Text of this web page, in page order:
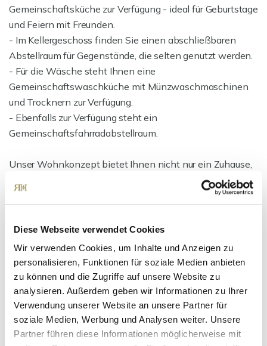
Diese Webseite verwendet Cookies
Wir verwenden Cookies, um Inhalte und Anzeigen zu
personalisieren, Funktionen für soziale Medien anbieten
zu können und die Zugriffe auf unsere Website zu
analysieren. Außerdem geben wir Informationen zu Ihrer
Verwendung unserer Website an unsere Partner für
soziale Medien, Werbung und Analysen weiter. Unsere
Partner führen diese Informationen möglicherweise mit
Gemeinschaftsküche zur Verfügung - ideal für Geburtstage
und Feiern mit Freunden.
- Im Kellergeschoss finden Sie einen abschließbaren
Abstellraum für Gegenstände, die selten genutzt werden.
- Für die Wäsche steht Ihnen eine
Gemeinschaftswaschküche mit Münzwaschmaschinen
und Trocknern zur Verfügung.
- Ebenfalls zur Verfügung steht ein
Gemeinschaftsfahrradabstellraum.
Unser Wohnkonzept bietet Ihnen nicht nur ein Zuhause,
sondern auch ein aktives und komfortables Leben.
Immobilie über die interne Hausverwaltung abwickeln
lassen. Vom Mieterwechsel bis zur Übergabe, alles aus
einer Hand.
Ansprechpartner